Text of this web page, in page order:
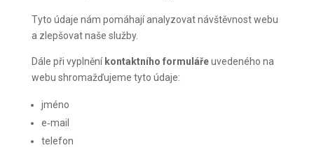
Tyto údaje nám pomáhají analyzovat návštěvnost webu
a zlepšovat naše služby.
Dále při vyplnění kontaktního formulářeuvedeného na
webu shromažďujeme tyto údaje:
jméno
e‑mail
telefon